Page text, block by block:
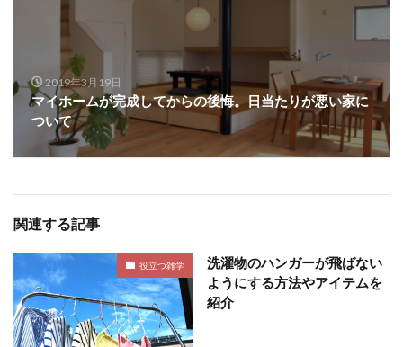
2019年3月19日
マイホームが完成してからの後悔。日当たりが悪い家に
ついて
関連する記事
役立つ雑学
洗濯物のハンガーが飛ばない
ようにする方法やアイテムを
紹介